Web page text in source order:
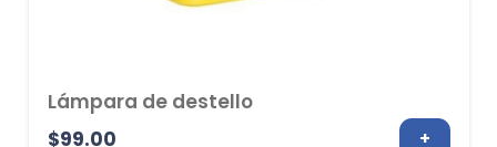
Lámpara de destello
$99.00 +